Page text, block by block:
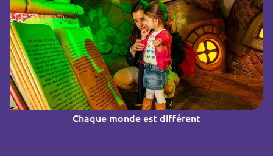
Chaque monde est différent